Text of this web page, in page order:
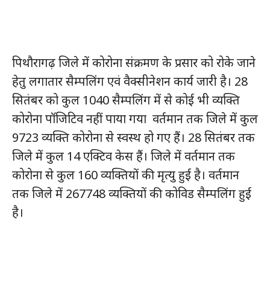
पिथौरागढ़ जिले में कोरोना संक्रमण के प्रसार को रोके जाने
हेतु लगातार सैम्पलिंग एवं वैक्सीनेशन कार्य जारी है। 28
सितंबर को कुल 1040 सैम्पलिंग में से कोई भी व्यक्ति
कोरोना पॉजिटिव नहीं पाया गया वर्तमान तक जिले में कुल
9723 व्यक्ति कोरोना से स्वस्थ हो गए हैं। 28 सितंबर तक
जिले में कुल 14 एक्टिव केस हैं। जिले में वर्तमान तक
कोरोना से कुल 160 व्यक्तियों की मृत्यु हुई है। वर्तमान
तक जिले में 267748 व्यक्तियों की कोविड सैम्पलिंग हुई
है।